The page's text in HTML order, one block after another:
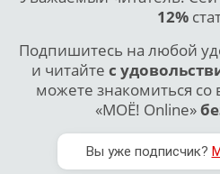
12%
Подпишитесь на любой
и читайте с
можете знакомиться
«МОЁ! Online»
Вы уже подписчик?